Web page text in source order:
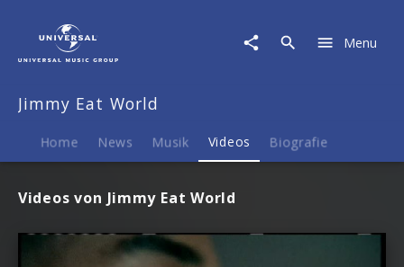
Menu
Jimmy Eat World
Home News Musik Videos Biografie
Videos von Jimmy Eat World